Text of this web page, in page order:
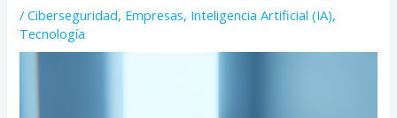
/Ciberseguridad, Empresas, Inteligencia Artificial (IA),
Tecnología